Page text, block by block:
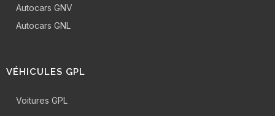
Autocars GNV
Autocars GNL
VÉHICULES GPL
Voitures GPL